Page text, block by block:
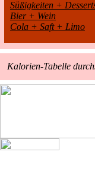
Süßigkeiten +
Bier + Wein
Cola + Saft + Limo
Kalorien-Tabelle